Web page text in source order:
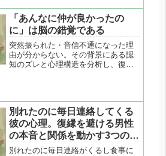
「あんなに仲が良かったの
に」は脳の錯覚である
突然振られた・音信不通になった理
由が分からない。その背景にある認
知のズレと心理構造を分析し、復縁
別れたのに毎日連絡してくる
彼の心理。復縁を避ける男性
の本音と関係を動かす3つの対
処法
別れたのに毎日連絡がくるし食事に